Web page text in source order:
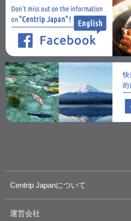
Centrip Japanについて
運営会社